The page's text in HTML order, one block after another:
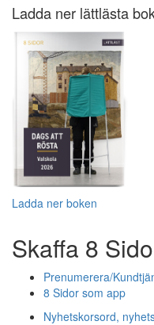
Ladda ner lättlästa
Ladda ner boken
Skaffa 8
Prenumerera/
8 Sidor som app
Nyhetskorsord,